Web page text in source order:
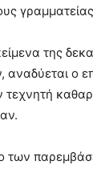
της
ο
τεχνητή
των